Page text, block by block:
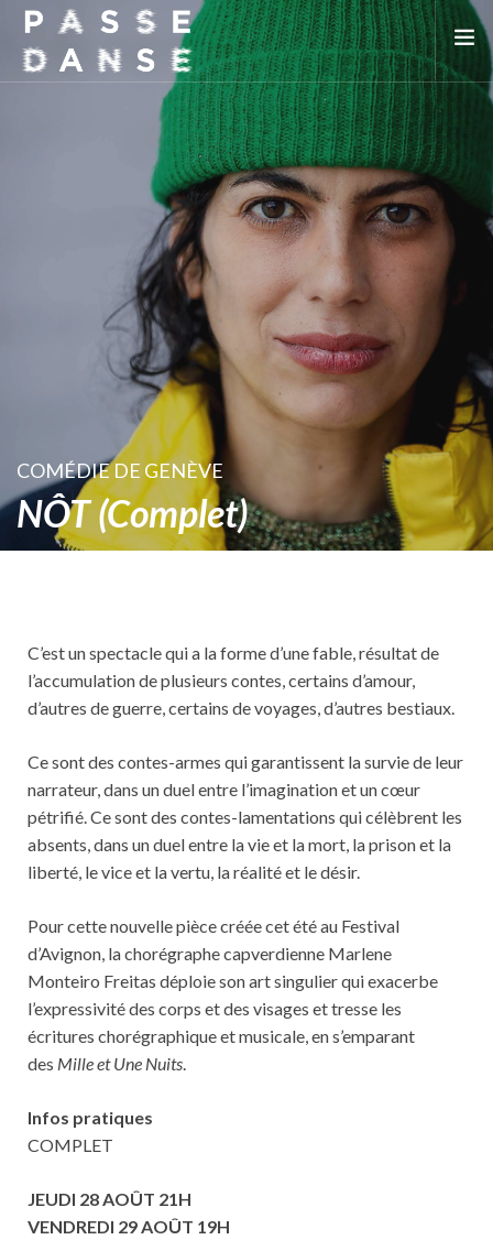
LES LIEUX PARTENAIRES
COMÉDIE DE GENÈVE
NÔT (Complet)
C’est un spectacle qui a la forme d’une fable, résultat de
l’accumulation de plusieurs contes, certains d’amour,
d’autres de guerre, certains de voyages, d’autres bestiaux.
Ce sont des contes-armes qui garantissent la survie de leur
narrateur, dans un duel entre l’imagination et un cœur
pétrifié. Ce sont des contes-lamentations qui célèbrent les
absents, dans un duel entre la vie et la mort, la prison et la
liberté, le vice et la vertu, la réalité et le désir.
Pour cette nouvelle pièce créée cet été au Festival
d’Avignon, la chorégraphe capverdienne Marlene
Monteiro Freitas déploie son art singulier qui exacerbe
l’expressivité des corps et des visages et tresse les
écritures chorégraphique et musicale, en s’emparant
des Mille et Une Nuits.
Infos pratiques
COMPLET
JEUDI 28 AOÛT 21H
VENDREDI 29 AOÛT 19H